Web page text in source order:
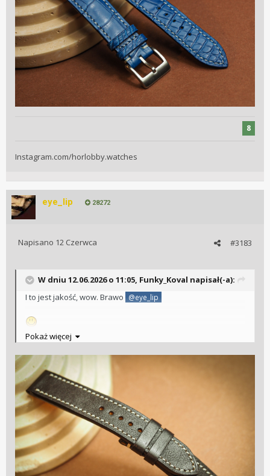
8
Instagram.com/horlobby.watches
eye_lip 28272
#3183
Napisano 12 Czerwca
W dniu 12.06.2026 o 11:05, Funky_Koval napisał(-a):
I to jest jakość, wow. Brawo
@eye_lip
Pokaż więcej